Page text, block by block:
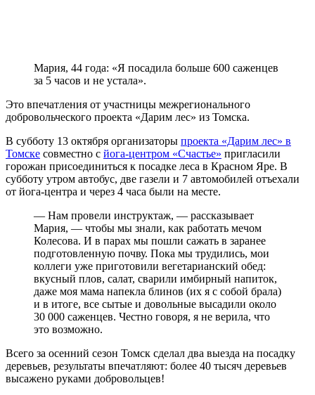
Мария, 44 года: «Я посадила больше 600 саженцев
за 5 часов и не устала».
Это впечатления от участницы межрегионального
добровольческого проекта «Дарим лес» из Томска.
В субботу 13 октября организаторы проекта «Дарим лес» в
Томске совместно с йога-центром «Счастье» пригласили
горожан присоединиться к посадке леса в Красном Яре. В
субботу утром автобус, две газели и 7 автомобилей отъехали
от йога-центра и через 4 часа были на месте.
— Нам провели инструктаж, — рассказывает
Мария, — чтобы мы знали, как работать мечом
Колесова. И в парах мы пошли сажать в заранее
подготовленную почву. Пока мы трудились, мои
коллеги уже приготовили вегетарианский обед:
вкусный плов, салат, сварили имбирный напиток,
даже моя мама напекла блинов (их я с собой брала)
и в итоге, все сытые и довольные высадили около
30 000 саженцев. Честно говоря, я не верила, что
это возможно.
Всего за осенний сезон Томск сделал два выезда на посадку
деревьев, результаты впечатляют: более 40 тысяч деревьев
высажено руками добровольцев!